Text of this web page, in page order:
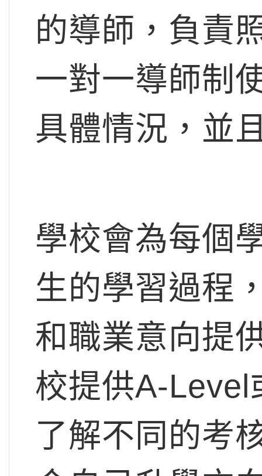
的導師，負責
一對一導師制
具體情況，並
學校會為每個
生的學習過程
和職業意向提
校提供A-Level
了解不同的考